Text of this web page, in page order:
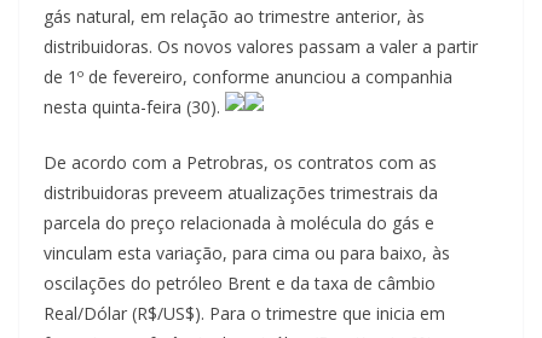
gás natural, em relação ao trimestre anterior, às
distribuidoras. Os novos valores passam a valer a partir
de 1º de fevereiro, conforme anunciou a companhia
nesta quinta-feira (30).
De acordo com a Petrobras, os contratos com as
distribuidoras preveem atualizações trimestrais da
parcela do preço relacionada à molécula do gás e
vinculam esta variação, para cima ou para baixo, às
oscilações do petróleo Brent e da taxa de câmbio
Real/Dólar (R$/US$). Para o trimestre que inicia em